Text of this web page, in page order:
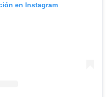
en Instagram